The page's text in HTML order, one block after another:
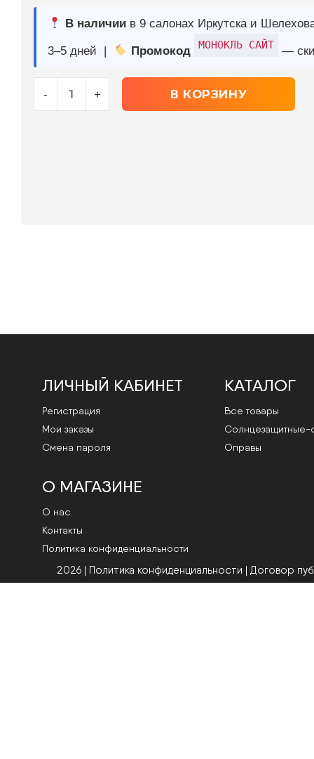
ЛИЧНЫЙ КАБИНЕТ
Регистрация
Мои заказы
Смена пароля
КАТАЛОГ
Все товары
Cолнцезащитные-
Оправы
О МАГАЗИНЕ
О нас
Контакты
Политика конфиденциальности
2026 | Политика конфиденциальности | Договор